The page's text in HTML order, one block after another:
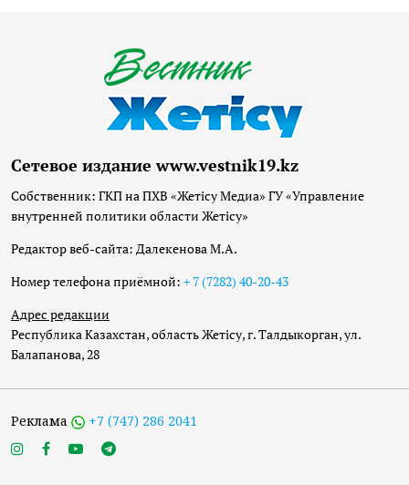
Сетевое издание www.vestnik19.kz
Собственник: ГКП на ПХВ «Жетісу Медиа» ГУ «Управление
внутренней политики области Жетісу»
Редактор веб-сайта: Далекенова М.А.
Номер телефона приёмной: + 7 (7282) 40-20-43
Адрес редакции
Республика Казахстан, область Жетісу, г. Талдыкорган, ул.
Балапанова, 28
Реклама +7 (747) 286 2041